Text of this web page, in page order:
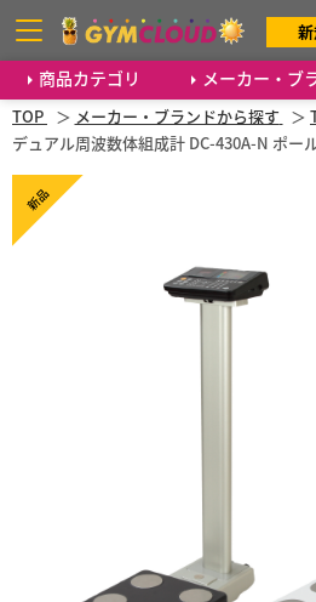
商品カテゴリ メーカー・ブ
TOP メーカー・ブランドから探す
デュアル周波数体組成計 DC-430A-N ポー
新品